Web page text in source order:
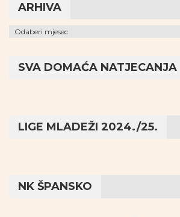
ARHIVA
Arhiva
SVA DOMAĆA NATJECANJA
LIGE MLADEŽI 2024./25.
NK ŠPANSKO